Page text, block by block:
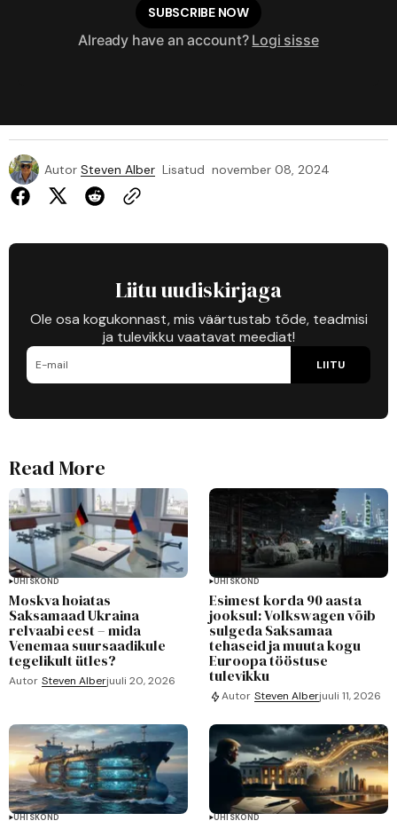
SUBSCRIBE NOW
Already have an account? Logi sisse
Autor Steven Alber Lisatud november 08, 2024
Liitu uudiskirjaga
Ole osa kogukonnast, mis väärtustab tõde, teadmisi
ja tulevikku vaatavat meediat!
LIITU
Read More
ÜHISKOND
Moskva hoiatas
Saksamaad Ukraina
relvaabi eest – mida
Venemaa suursaadikule
tegelikult ütles?
Autor Steven Alberjuuli 20, 2026
ÜHISKOND
Esimest korda 90 aasta
jooksul: Volkswagen võib
sulgeda Saksamaa
tehaseid ja muuta kogu
Euroopa tööstuse
tulevikku
Autor Steven Alberjuuli 11, 2026
ÜHISKOND ÜHISKOND